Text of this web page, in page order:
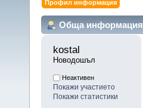
Профил информация
Обща информация
kostal
Новодошъл
Неактивен
Покажи участието
Покажи статистики